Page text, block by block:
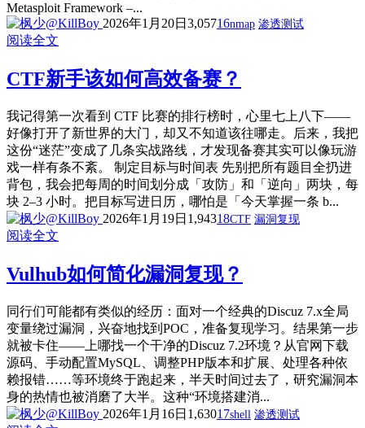
Metasploit Framework –...
2026年1月20日 3,05716nmap 渗透测试
阅读全文
CTF新手该如何高效备赛？
我记得第一次看到 CTF 比赛的排行榜时，心里七上八下——
好像打开了新世界的大门，却又不知道该往哪走。后来，我把
这份“迷茫”变成了几条实战路线，才发现备赛其实可以像玩游
戏一样有条不紊。 制定目标与时间表 先别把所有题目全扔进
背包，我会把每周的时间划分成「攻防」和「逆向」两块，每
块 2–3 小时。把目标写进日历，哪怕是「今天掌握一条 b...
2026年1月19日 1,94318CTF 漏洞复现
阅读全文
Vulhub如何简化漏洞复现？
同行们可能都有类似的经历：面对一个经典的Discuz 7.x全局
变量绕过漏洞，兴奋地找到POC，准备复现学习。结果第一步
就被卡住——上哪找一个干净的Discuz 7.2环境？从官网下载
源码、手动配置MySQL、调整PHP版本和扩展、处理各种依
赖报错……等环境终于跑起来，半天时间过去了，研究漏洞本
身的热情也被消磨了大半。这种“环境搭建消...
2026年1月16日 1,63017shell 渗透测试